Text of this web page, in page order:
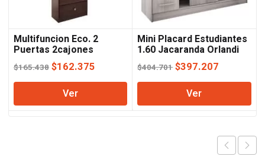
Multifuncion Eco. 2
Puertas 2cajones
Wengue Orlandi
$165.438 El
precio
original
era:
$162.375
precio
es:
Ver
Mini Placard Estudiantes
1.60 Jacaranda Orlandi
$404.701El
precio
original
era:
$397.207
precio
es:
Ver